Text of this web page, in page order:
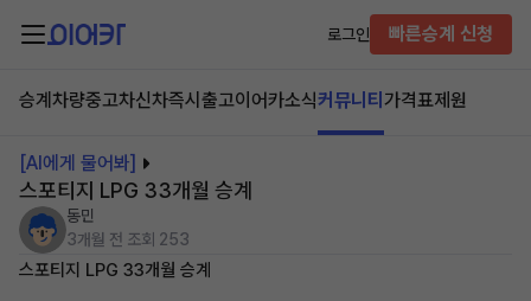
로그인 빠른승계 신청
승계차량중고차신차즉시출고이어카소식커뮤니티 가격표제원
[AI에게 물어봐]
스포티지 LPG 33개월 승계
동민
3개월 전 조회 253
스포티지 LPG 33개월 승계